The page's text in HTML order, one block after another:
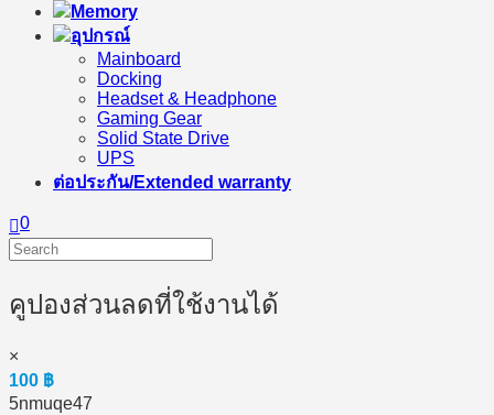
Memory
อุปกรณ์
Mainboard
Docking
Headset & Headphone
Gaming Gear
Solid State Drive
UPS
ต่อประกัน/Extended warranty
0
คูปองส่วนลดที่ใช้งานได้
×
100 ฿
5nmuqe47